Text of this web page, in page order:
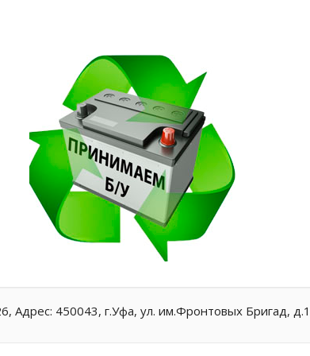
, Адрес: 450043, г.Уфа, ул. им.Фронтовых Бригад,